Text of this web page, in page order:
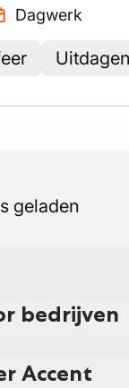
Dagwerk
geladen
bedrijven
Accent